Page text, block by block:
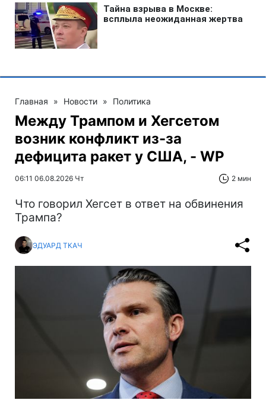
Главная » Новости » Политика
Между Трампом и Хегсетом
возник конфликт из-за
дефицита ракет у США, - WP
06:11 06.08.2026 Чт 2 мин
Что говорил Хегсет в ответ на обвинения
Трампа?
ЭДУАРД ТКАЧ